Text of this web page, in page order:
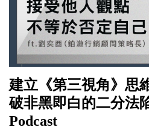
建立《第三視角》思
破非黑即白的二分法
Podcast